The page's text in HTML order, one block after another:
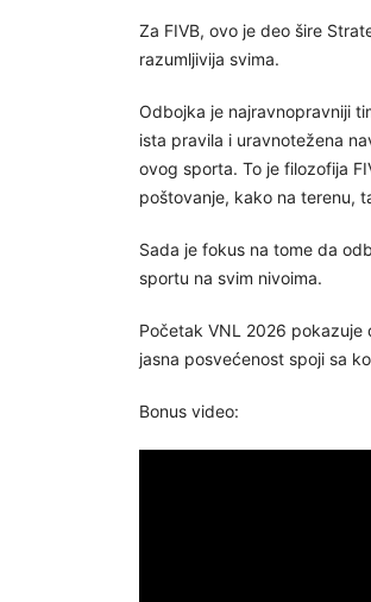
Za FIVB, ovo je deo šire
razumljivija svima.
Odbojka je najravnopravniji
ista pravila i uravnotežena
ovog sporta. To je filozofija
poštovanje, kako na terenu,
Sada je fokus na tome da
sportu na svim nivoima.
Početak VNL 2026
jasna posvećenost spoji sa
Bonus video: